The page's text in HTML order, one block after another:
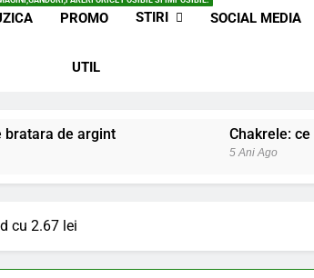
PROMO STIRI SOCIAL MEDIA
UTIL
de argint Chakrele:
5 Ani Ago
la copilul meu Ce spun
cu Pamantul
cu 2.67 lei